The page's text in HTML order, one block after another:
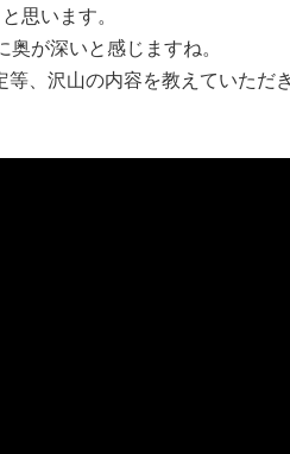
思います。
が深いと感じますね。
、沢山の内容を教えていただ